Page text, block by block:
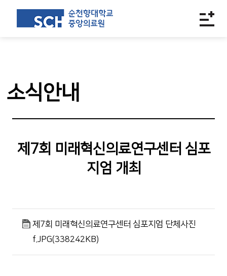
소식안내
제7회 미래혁신의료연구센터 심포
지엄 개최
제7회 미래혁신의료연구센터 심포지엄 단체사진
f.JPG(338242KB)